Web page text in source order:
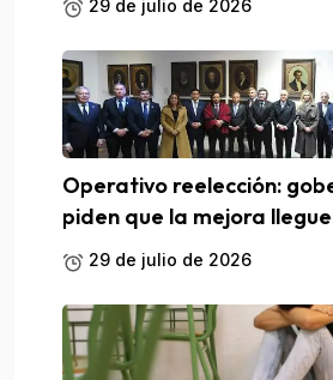
29 de julio de 2026
Operativo reelección:
piden que la mejora
29 de julio de 2026